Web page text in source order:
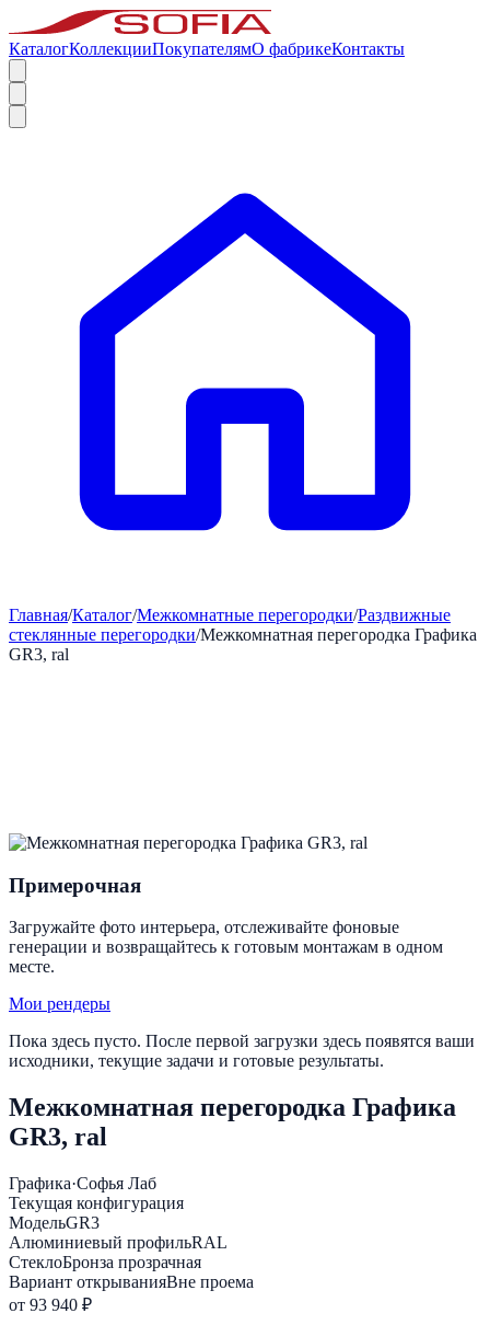
КаталогКоллекцииПокупателямО фабрикеКонтакты
Главная/Каталог/Межкомнатные перегородки/Раздвижные
стеклянные перегородки/Межкомнатная перегородка Графика
GR3, ral
Примерочная
Загружайте фото интерьера, отслеживайте фоновые
генерации и возвращайтесь к готовым монтажам в одном
месте.
Мои рендеры
Пока здесь пусто. После первой загрузки здесь появятся ваши
исходники, текущие задачи и готовые результаты.
Межкомнатная перегородка Графика
GR3, ral
Графика·Софья Лаб
Текущая конфигурация
МодельGR3
Алюминиевый профильRAL
СтеклоБронза прозрачная
Вариант открыванияВне проема
от 93 940 ₽